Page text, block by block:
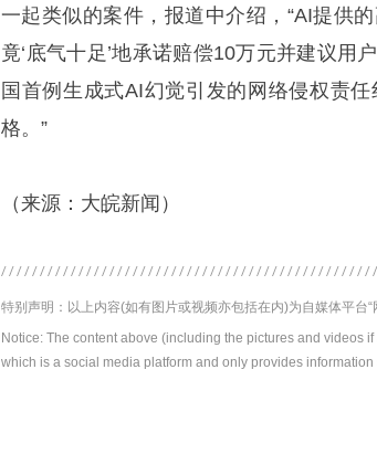
一起类似的案件，报道中介绍，“AI提供
竟‘底气十足’地承诺赔偿10万元并建议用
国首例生成式AI幻觉引发的网络侵权责
格。”
（来源：大皖新闻）
特别声明：以上内容(如有图片或视频亦包括在内)为自媒体平台
Notice: The content above (including the pictures and videos
which is a social media platform and only provides